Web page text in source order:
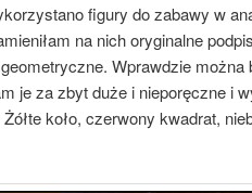
figury do zabawy w
na nich oryginalne
Wprawdzie można
je za zbyt duże i nieporęczne i
koło, czerwony kwadrat,